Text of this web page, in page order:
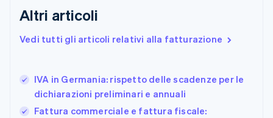
Altri articoli
Vedi tutti gli articoli relativi alla fatturazione
IVA in Germania: rispetto delle scadenze per le
dichiarazioni preliminari e annuali
Fattura commerciale e fattura fiscale:
Francia
Germania
日本語 English
Gibilterra
Grecia